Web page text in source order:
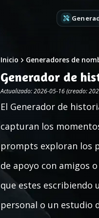
Inicio Generadores de
Generador de
Actualizado: 2026-05-16 (creado:
El Generador de
capturan los
prompts exploran los
de apoyo con amigos
que estes escribiendo
personal o un estudio